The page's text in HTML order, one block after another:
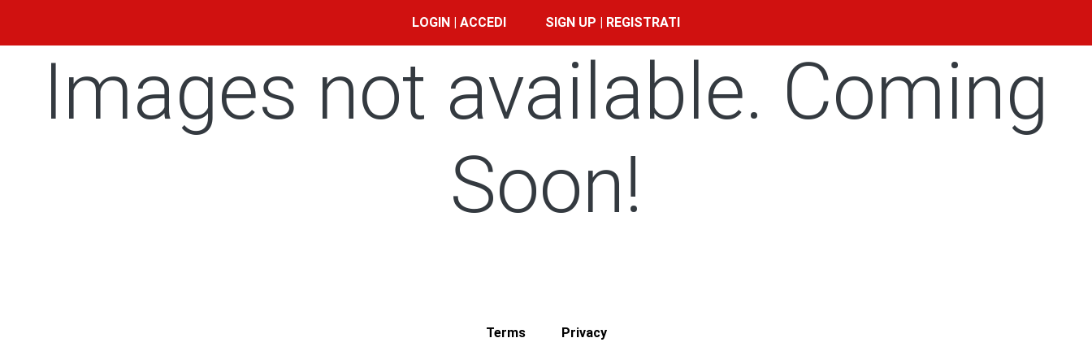
LOGIN | ACCEDI SIGN UP | REGISTRATI
Images not available. Coming
Soon!
Terms Privacy